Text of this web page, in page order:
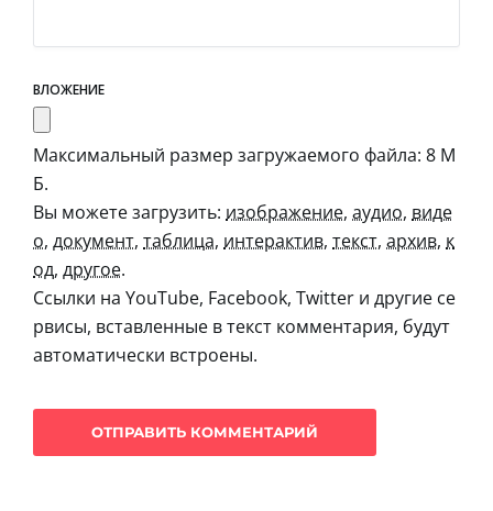
ВЛОЖЕНИЕ
Максимальный размер загружаемого файла: 8 М
Б.
Вы можете загрузить: изображение, аудио, виде
о, документ, таблица, интерактив, текст, архив, к
од, другое.
Ссылки на YouTube, Facebook, Twitter и другие се
рвисы, вставленные в текст комментария, будут
автоматически встроены.